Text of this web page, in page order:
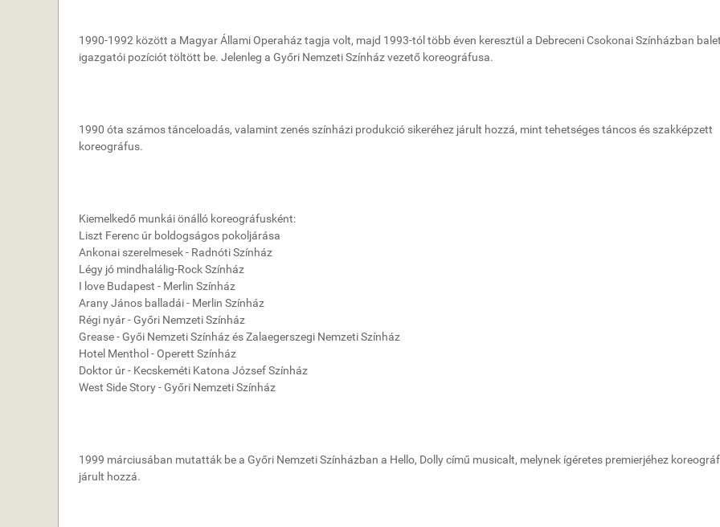
1990-1992 között a Magyar Állami Operaház tagja volt, majd 1993-tól több éven keresztül a Debreceni Csokonai Színházban
igazgatói pozíciót töltött be. Jelenleg a Győri Nemzeti Színház vezető koreográfusa.
1990 óta számos tánceloadás, valamint zenés színházi produkció sikeréhez járult hozzá, mint tehetséges táncos és szakképzett
koreográfus.
Kiemelkedő munkái önálló koreográfusként:
Liszt Ferenc úr boldogságos pokoljárása
Ankonai szerelmesek - Radnóti Színház
Légy jó mindhalálig-Rock Színház
I love Budapest - Merlin Színház
Arany János balladái - Merlin Színház
Régi nyár - Győri Nemzeti Színház
Grease - Győi Nemzeti Színház és Zalaegerszegi Nemzeti Színház
Hotel Menthol - Operett Színház
Doktor úr - Kecskeméti Katona József Színház
West Side Story - Győri Nemzeti Színház
1999 márciusában mutatták be a Győri Nemzeti Színházban a Hello, Dolly című musicalt, melynek ígéretes premierjéhez
járult hozzá.